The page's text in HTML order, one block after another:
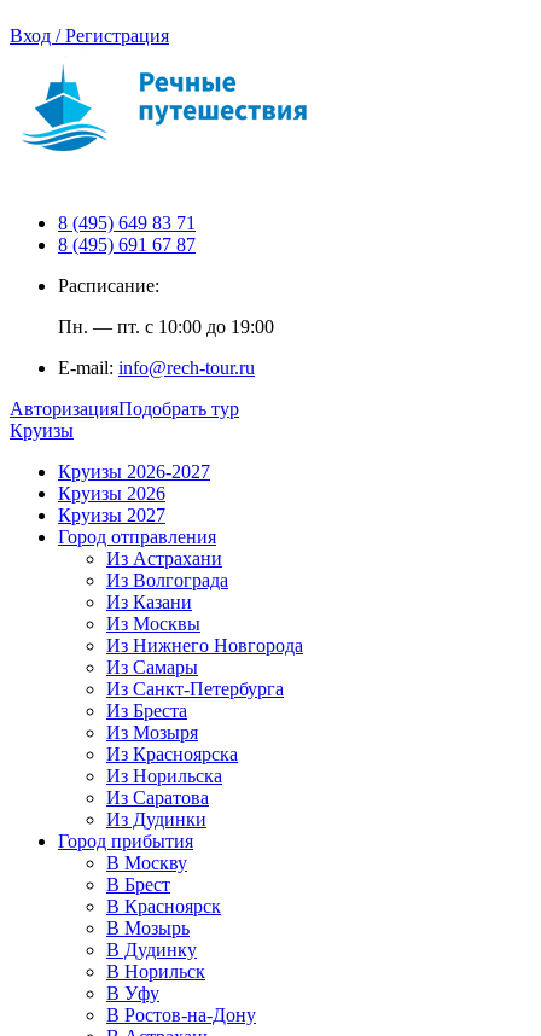
Вход / Регистрация
8 (495) 649 83 71
8 (495) 691 67 87
Расписание:
Пн. — пт. с 10:00 до 19:00
E-mail: info@rech-tour.ru
АвторизацияПодобрать тур
Круизы
Круизы 2026-2027
Круизы 2026
Круизы 2027
Город отправления
Из Астрахани
Из Волгограда
Из Казани
Из Москвы
Из Нижнего Новгорода
Из Самары
Из Санкт-Петербурга
Из Бреста
Из Мозыря
Из Красноярска
Из Норильска
Из Саратова
Из Дудинки
Город прибытия
В Москву
В Брест
В Красноярск
В Мозырь
В Дудинку
В Норильск
В Уфу
В Ростов-на-Дону